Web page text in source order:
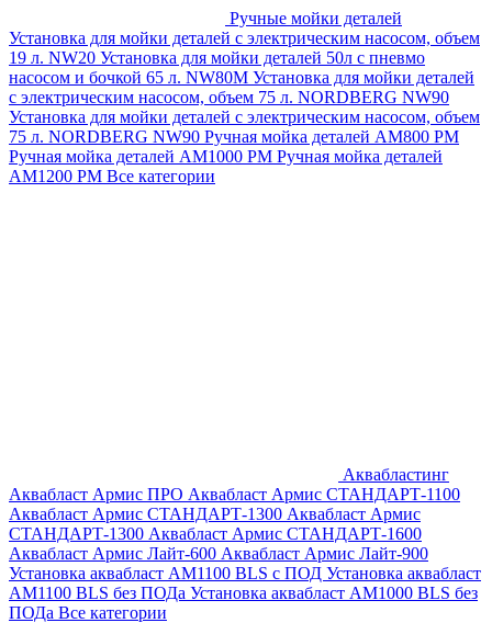
Ручные мойки деталей
Установка для мойки деталей с электрическим насосом, объем
19 л. NW20 Установка для мойки деталей 50л с пневмо
насосом и бочкой 65 л. NW80M Установка для мойки деталей
с электрическим насосом, объем 75 л. NORDBERG NW90
Установка для мойки деталей с электрическим насосом, объем
75 л. NORDBERG NW90 Ручная мойка деталей АМ800 РМ
Ручная мойка деталей АМ1000 РМ Ручная мойка деталей
АМ1200 РМ Все категории
Аквабластинг
Аквабласт Армис ПРО Аквабласт Армис СТАНДАРТ-1100
Аквабласт Армис СТАНДАРТ-1300 Аквабласт Армис
СТАНДАРТ-1300 Аквабласт Армис СТАНДАРТ-1600
Аквабласт Армис Лайт-600 Аквабласт Армис Лайт-900
Установка аквабласт AM1100 BLS с ПОД Установка аквабласт
AM1100 BLS без ПОДа Установка аквабласт AM1000 BLS без
ПОДа Все категории